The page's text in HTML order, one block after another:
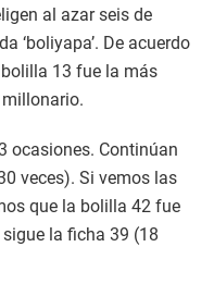
al azar seis de
‘boliyapa’. De acuerdo
13 fue la más
ocasiones. Continúan
veces). Si vemos las
que la bolilla 42 fue
la ficha 39 (18